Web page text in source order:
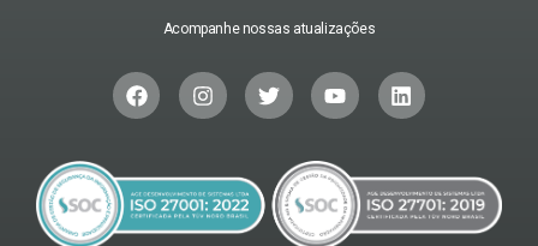
Acompanhe nossas atualizações